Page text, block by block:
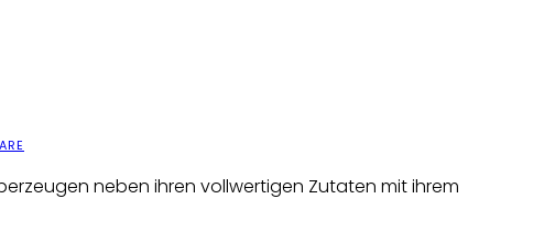
neben ihren vollwertigen Zutaten mit ihrem